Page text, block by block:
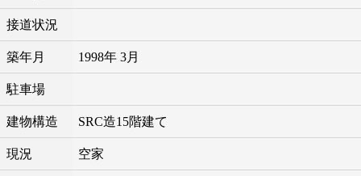
接道状況
築年月 1998年 3月
駐車場
建物構造 SRC造15階建て
現況 空家